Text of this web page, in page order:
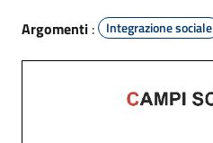
Argomenti : Integrazione sociale